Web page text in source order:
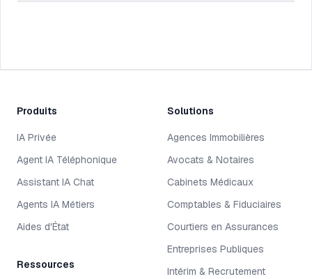
Produits
IA Privée
Agent IA Téléphonique
Assistant IA Chat
Agents IA Métiers
Aides d'État
Ressources
Solutions
Agences Immobilières
Avocats & Notaires
Cabinets Médicaux
Comptables & Fiduciaires
Courtiers en Assurances
Entreprises Publiques
Intérim & Recrutement